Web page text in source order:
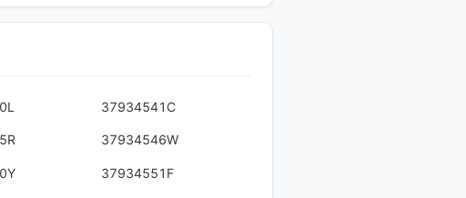
37934541C
37934546W
37934551F